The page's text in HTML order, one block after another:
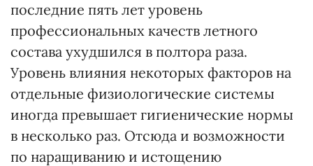
последние пять лет уровень
профессиональных качеств летного
состава ухудшился в полтора раза.
Уровень влияния некоторых факторов на
отдельные физиологические системы
иногда превышает гигиенические нормы
в несколько раз. Отсюда и возможности
по наращиванию и истощению